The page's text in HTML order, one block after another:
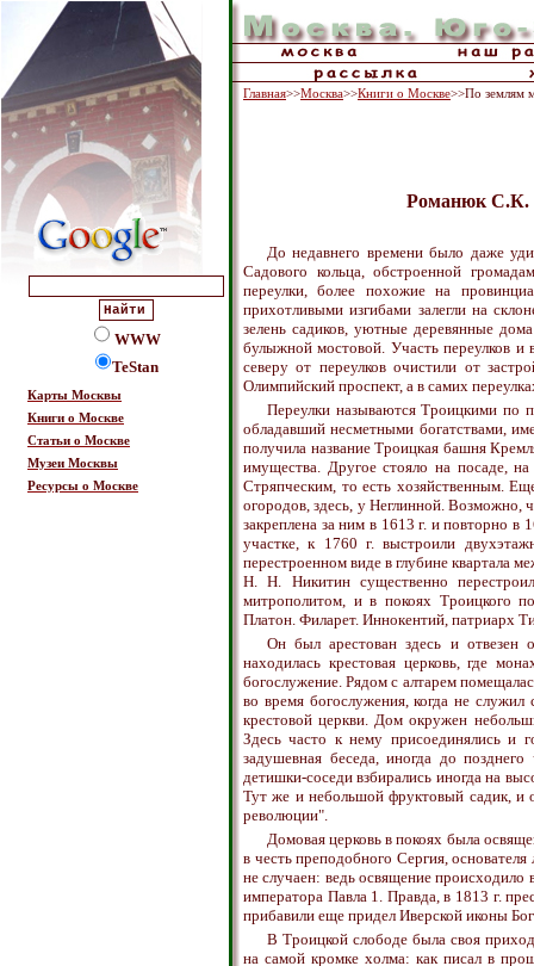
WWW
TeStan
Карты Москвы
Книги о Москве
Статьи о Москве
Музеи Москвы
Ресурсы о Москве
Главная>>Москва>>Книги о Москве>>По землям
Романюк С.К.
До недавнего времени было даже
Садового кольца, обстроенной
переулки, более похожие на
прихотливыми изгибами залегли на
зелень садиков, уютные деревянные
булыжной мостовой. Участь переулков и
северу от переулков очистили от
Олимпийский проспект, а в самих
Переулки называются Троицкими по
обладавший несметными богатствами,
получила название Троицкая башня
имущества. Другое стояло на посаде,
Стряпческим, то есть хозяйственным.
огородов, здесь, у Неглинной. Возможно,
закреплена за ним в 1613 г. и повторно в
участке, к 1760 г. выстроили
перестроенном виде в глубине квартала
Н. Н. Никитин существенно
митрополитом, и в покоях Троицкого
Платон. Филарет. Иннокентий, патриарх
Он был арестован здесь и
находилась крестовая церковь, где
богослужение. Рядом с алтарем
во время богослужения, когда не
крестовой церкви. Дом окружен
Здесь часто к нему присоединялись и
задушевная беседа, иногда до
детишки-соседи взбирались иногда на
Тут же и небольшой фруктовый садик, и
революции".
Домовая церковь в покоях была
в честь преподобного Сергия,
не случаен: ведь освящение происходило
императора Павла 1. Правда, в 1813 г.
прибавили еще придел Иверской иконы
В Троицкой слободе была своя
на самой кромке холма: как писал в